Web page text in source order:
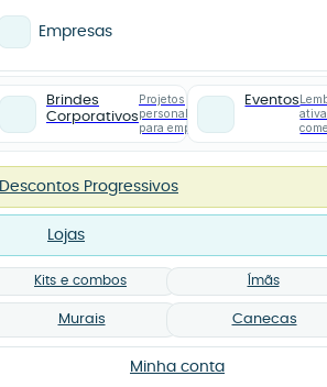
Empresas
Brindes
Corporativos
Projetos
personalizados
para empresas
Eventos
Descontos Progressivos
Lojas
Kits e combos Ímãs
Murais Canecas
Minha conta